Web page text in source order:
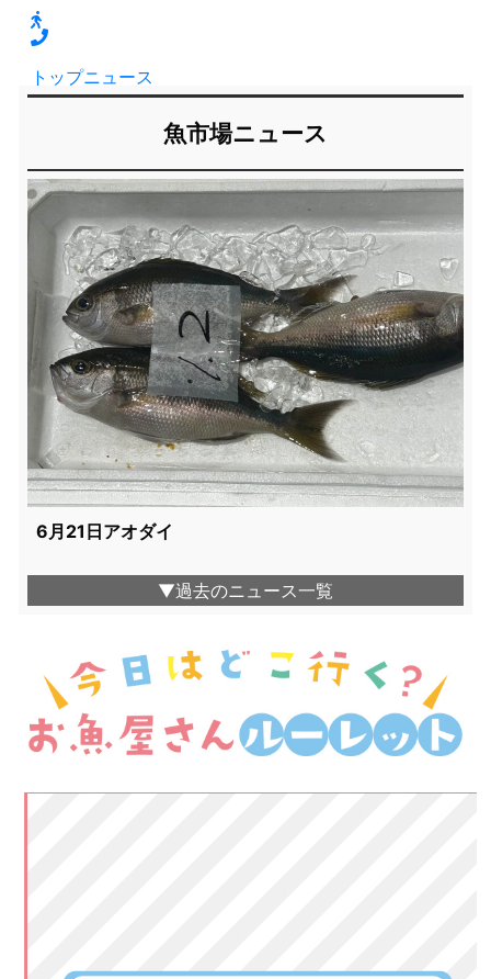
トップニュース
魚市場ニュース
6月21日アオダイ
▼過去のニュース一覧